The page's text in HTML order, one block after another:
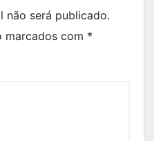
não será publicado.
marcados com *